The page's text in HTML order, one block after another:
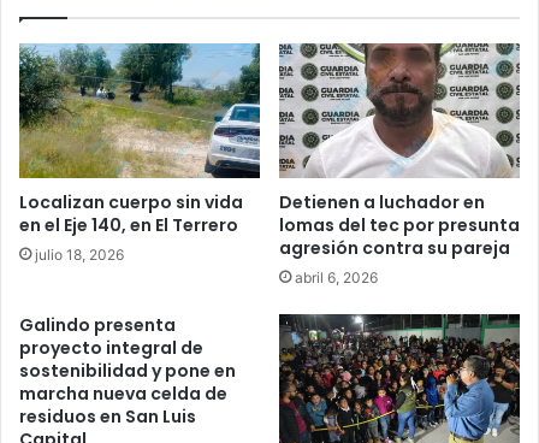
Localizan cuerpo sin vida
en el Eje 140, en El Terrero
julio 18, 2026
Detienen a luchador en
lomas del tec por presunta
agresión contra su pareja
abril 6, 2026
Galindo presenta
proyecto integral de
sostenibilidad y pone en
marcha nueva celda de
residuos en San Luis